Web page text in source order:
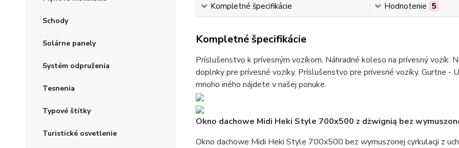
Schody
Solárne panely
Systém odpruženia
Tesnenia
Typové štítky
Turistické osvetlenie
Kompletné špecifikácie Hodnotenie 5
Kompletné špecifikácie
Príslušenstvo k prívesným vozíkom. Náhradné koleso na prívesný vozík.
doplnky pre prívesné vozíky. Príslušenstvo pre prívesné vozíky. Gurtne -
mnoho iného nájdete v našej ponuke.
Okno dachowe Midi Heki Style 700x500 z dżwignią bez
Okno dachowe Midi Heki Style 700x500 bez wymuszonej cyrkulacji z